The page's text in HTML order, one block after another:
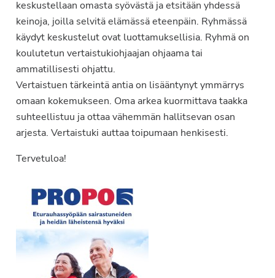
keskustellaan omasta syövästä ja etsitään yhdessä
keinoja, joilla selvitä elämässä eteenpäin. Ryhmässä
käydyt keskustelut ovat luottamuksellisia. Ryhmä on
koulutetun vertaistukiohjaajan ohjaama tai
ammatillisesti ohjattu.
Vertaistuen tärkeintä antia on lisääntynyt ymmärrys
omaan kokemukseen. Oma arkea kuormittava taakka
suhteellistuu ja ottaa vähemmän hallitsevan osan
arjesta. Vertaistuki auttaa toipumaan henkisesti.
Tervetuloa!